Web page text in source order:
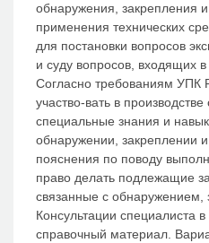
обнаружения, закрепления
применения технических
для постановки вопросов
и суду вопросов, входящих
Согласно требованиям УПК
участво-вать в
специальные знания и
обнаружении, закреплении и
пояснения по поводу
право делать подлежащие
связанные с обнаружением,
Консультации специалиста
справочный материал.